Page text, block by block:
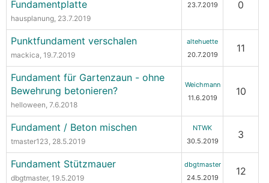
Fundamentplatte
hausplanung, 23.7.2019
23.7.2019 0
Punktfundament verschalen
mackica, 19.7.2019
altehuette
20.7.2019
11
Fundament für Gartenzaun - ohne
Bewehrung betonieren?
helloween, 7.6.2018
Weichmann
11.6.2019
10
Fundament / Beton mischen
tmaster123, 28.5.2019
NTWK
30.5.2019
3
Fundament Stützmauer
dbgtmaster, 19.5.2019
dbgtmaster
24.5.2019
12